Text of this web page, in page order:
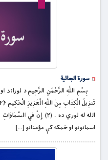
سورة الجاثیة
اسمانونو او ځمكه كې مؤمنانو […]